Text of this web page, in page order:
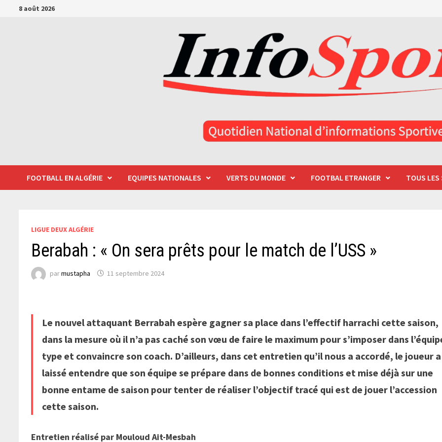
Passer8 août 2026
FOOTBALL EN ALGÉRIE EQUIPES NATIONALES VERTS DU MONDE FOOTBAL ETRANGER TOUS LES
LIGUE DEUX ALGÉRIE
Berabah : « On sera prêts pour le match de l’USS »
parmustapha 11 septembre 2024
Le nouvel attaquant Berrabah espère gagner sa place dans l’effectif harrachi cette saison,
dans la mesure où il n’a pas caché son vœu de faire le maximum pour s’imposer dans
type et convaincre son coach. D’ailleurs, dans cet entretien qu’il nous a accordé, le joueur a
laissé entendre que son équipe se prépare dans de bonnes conditions et mise déjà sur une
bonne entame de saison pour tenter de réaliser l’objectif tracé qui est de jouer l’accession
cette saison.
Entretien réalisé par Mouloud Ait-Mesbah